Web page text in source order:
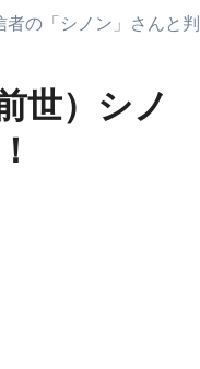
の「シノン」さんと判
世）シノ